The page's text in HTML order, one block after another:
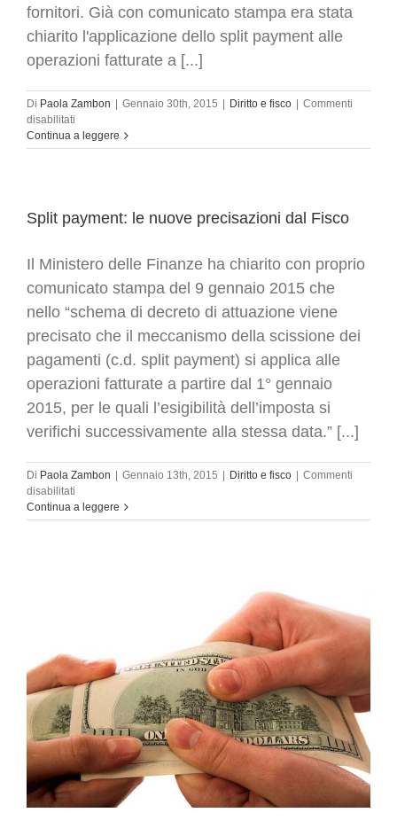
fornitori. Già con comunicato stampa era stata
chiarito l'applicazione dello split payment alle
operazioni fatturate a [...]
Di Paola Zambon Gennaio 30th, 2015 Diritto e fisco
Commenti
disabilitati
Split
payment:
FatturaPA
dal
febbraio
nuovo
formato
Continua a leggere
Split payment: le nuove precisazioni dal Fisco
Il Ministero delle Finanze ha chiarito con proprio
comunicato stampa del 9 gennaio 2015 che
nello “schema di decreto di attuazione viene
precisato che il meccanismo della scissione dei
pagamenti (c.d. split payment) si applica alle
operazioni fatturate a partire dal 1° gennaio
2015, per le quali l’esigibilità dell’imposta si
verifichi successivamente alla stessa data.” [...]
Di Paola Zambon Gennaio 13th, 2015 Diritto e fisco
Commenti
disabilitati
Split
payment:
Continua a leggere